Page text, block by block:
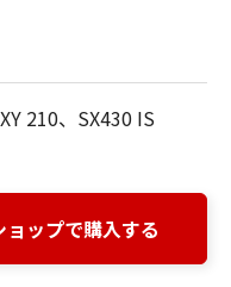
210、SX430 IS
ップで購入する